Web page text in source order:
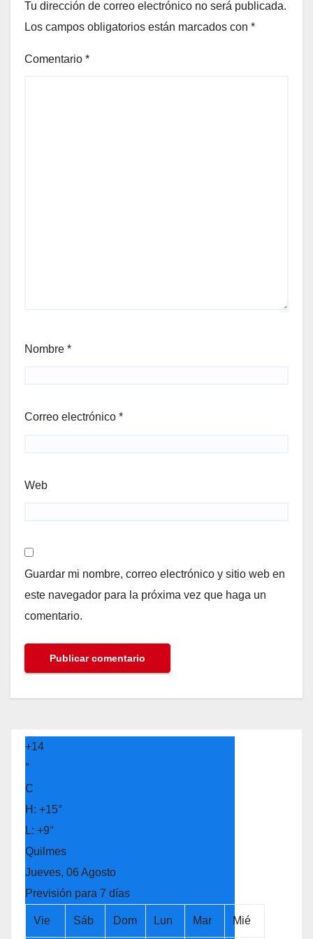
Tu dirección de correo electrónico no será publicada.
Los campos obligatorios están marcados con *
Comentario *
Nombre *
Correo electrónico *
Web
Guardar mi nombre, correo electrónico y sitio web en
este navegador para la próxima vez que haga un
comentario.
+14
°
C
H: +15°
L: +9°
Quilmes
Jueves, 06 Agosto
Previsión para 7 días
Vie Sáb Dom Lun Mar Mié